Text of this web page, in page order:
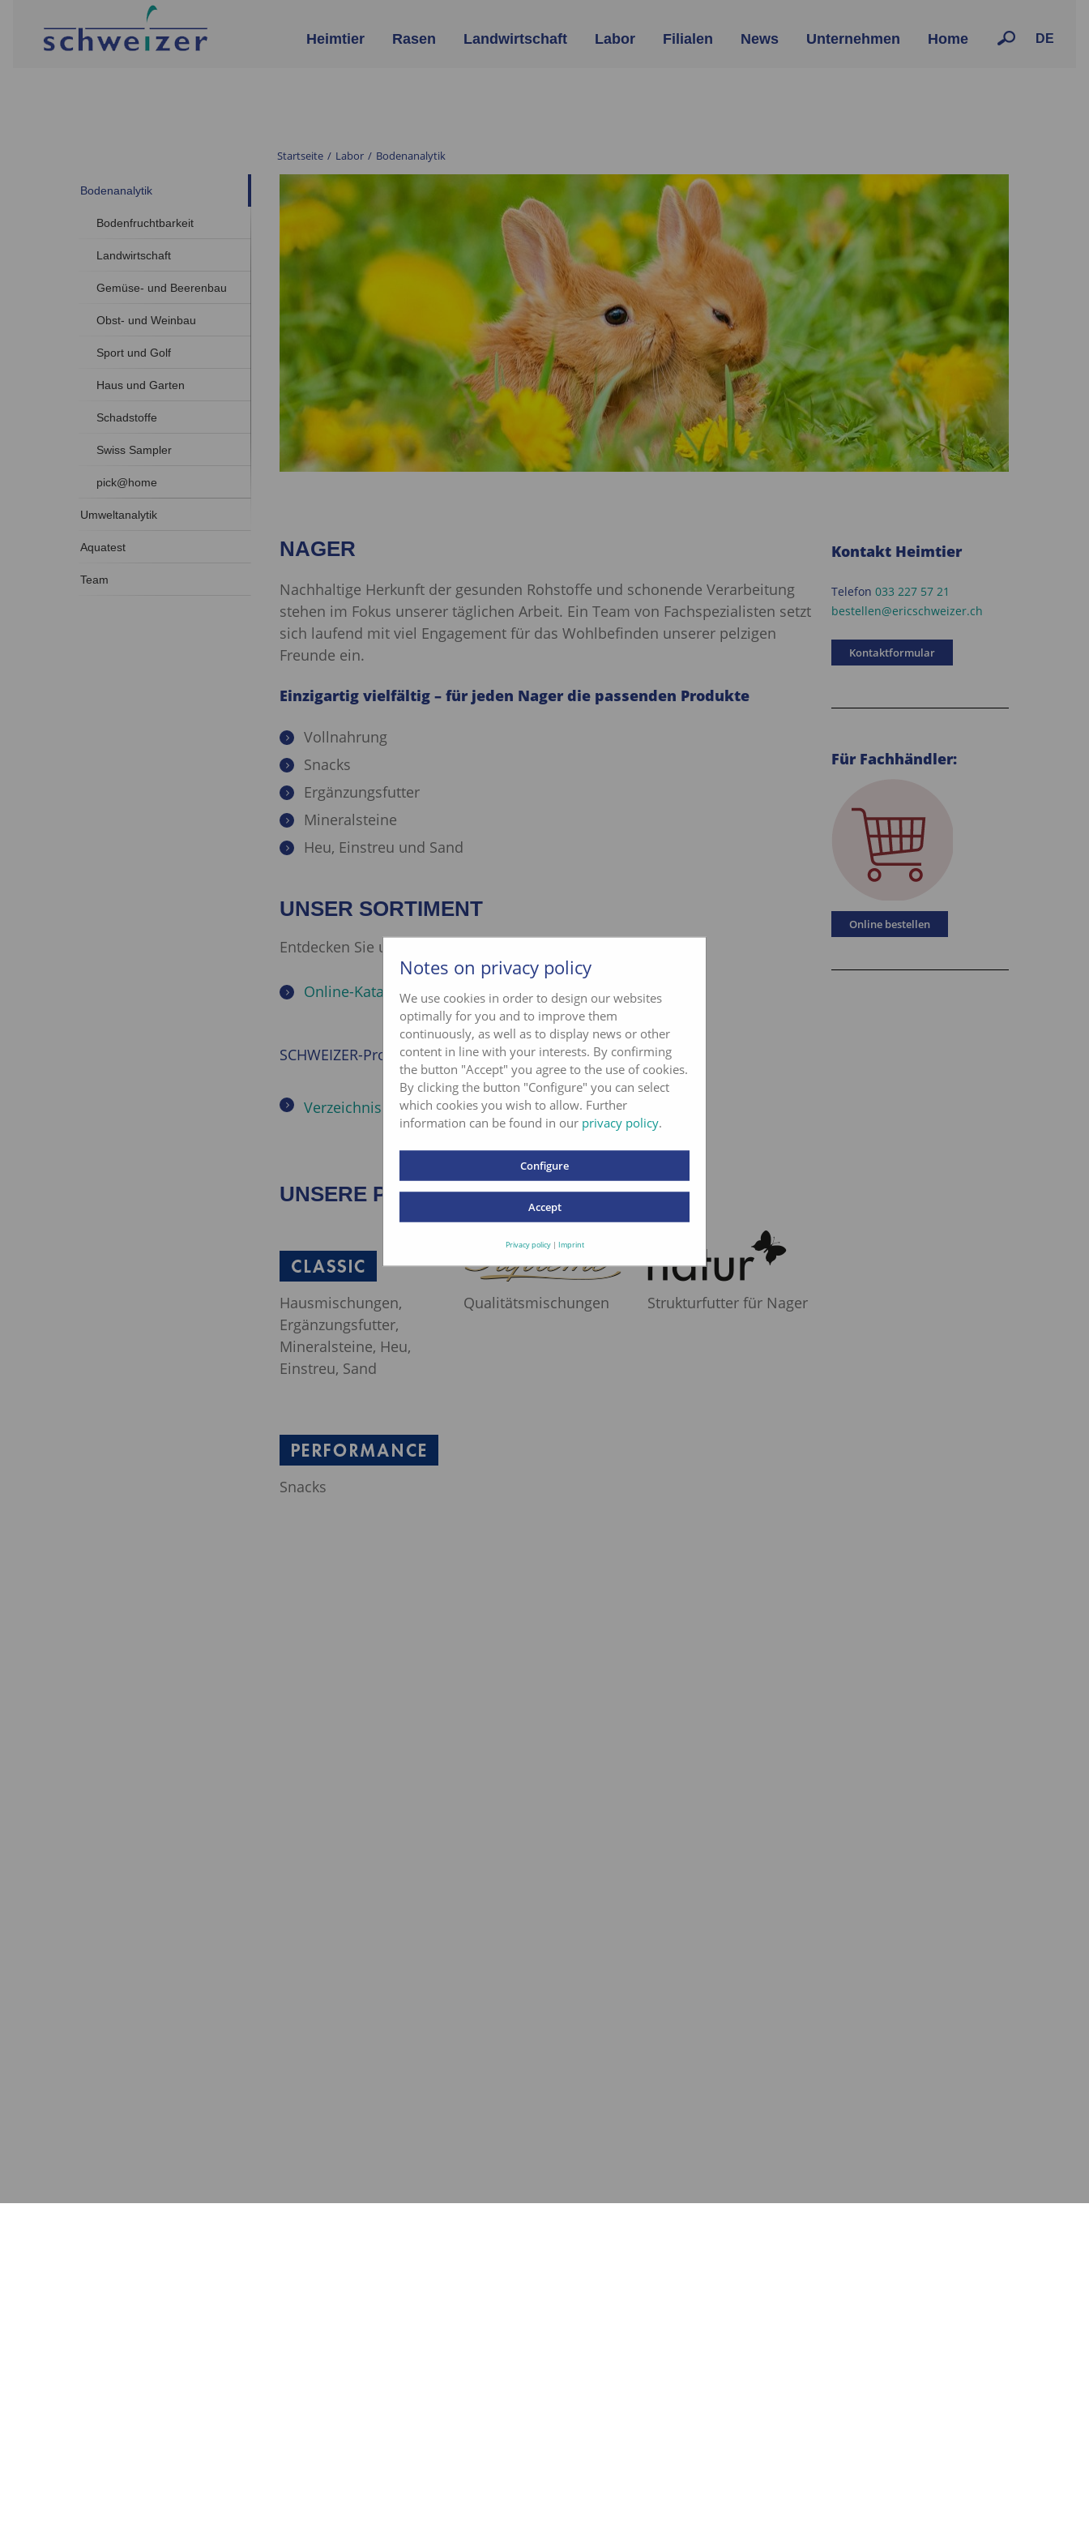
DE
Heimtier Rasen Landwirtschaft Labor Filialen News Unternehmen Home
Startseite / Labor / Bodenanalytik
Bodenanalytik
Bodenfruchtbarkeit
Landwirtschaft
Gemüse- und Beerenbau
Obst- und Weinbau
Sport und Golf
Haus und Garten
Schadstoffe
Swiss Sampler
pick@home
Umweltanalytik
Aquatest
Team
NAGER
Nachhaltige Herkunft der gesunden Rohstoffe und schonende Verarbeitung
stehen im Fokus unserer täglichen Arbeit. Ein Team von Fachspezialisten setzt
sich laufend mit viel Engagement für das Wohlbefinden unserer pelzigen
Freunde ein.
Einzigartig vielfältig – für jeden Nager die passenden Produkte
Vollnahrung
Snacks
Ergänzungsfutter
Mineralsteine
Heu, Einstreu und Sand
UNSER SORTIMENT
Entdecken Sie unser komplettes Angebot online:
Online-Katalog (pdf)
SCHWEIZER-Produkte finden Sie im Fachhandel.
Verzeichnis der Verkaufsstellen
UNSERE PRODUKTLINIEN
Hausmischungen,
Ergänzungsfutter,
Mineralsteine, Heu,
Einstreu, Sand
Qualitätsmischungen Strukturfutter für Nager
Snacks
Kontakt Heimtier
Telefon033 227 57 21
bestellen@ericschweizer.ch
Kontaktformular
Für Fachhändler:
Online bestellen
Notes on privacy policy
We use cookies in order to design our websites
optimally for you and to improve them
continuously, as well as to display news or other
content in line with your interests. By confirming
the button "Accept" you agree to the use of cookies.
By clicking the button "Configure" you can select
which cookies you wish to allow. Further
information can be found in our privacy policy.
Configure
Accept
Privacy policy| Imprint